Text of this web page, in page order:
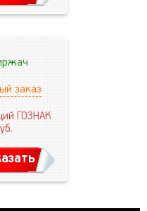
заказ
ГОЗНАК